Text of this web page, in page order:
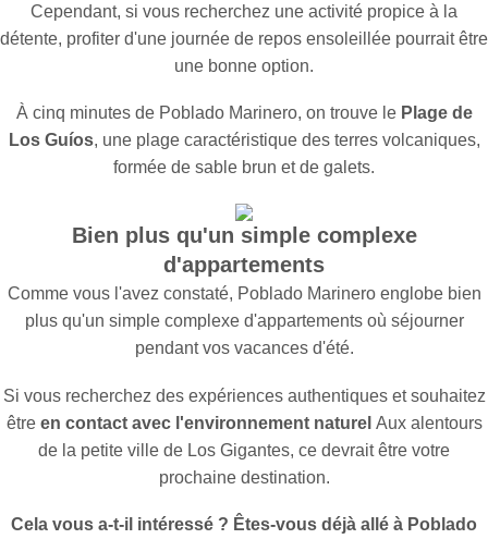
Cependant, si vous recherchez une activité propice à la
détente, profiter d'une journée de repos ensoleillée pourrait être
une bonne option.
À cinq minutes de Poblado Marinero, on trouve le Plage de
Los Guíos, une plage caractéristique des terres volcaniques,
formée de sable brun et de galets.
Bien plus qu'un simple complexe
d'appartements
Comme vous l'avez constaté, Poblado Marinero englobe bien
plus qu'un simple complexe d'appartements où séjourner
pendant vos vacances d'été.
Si vous recherchez des expériences authentiques et souhaitez
être en contact avec l'environnement naturel Aux alentours
de la petite ville de Los Gigantes, ce devrait être votre
prochaine destination.
Cela vous a-t-il intéressé ? Êtes-vous déjà allé à Poblado